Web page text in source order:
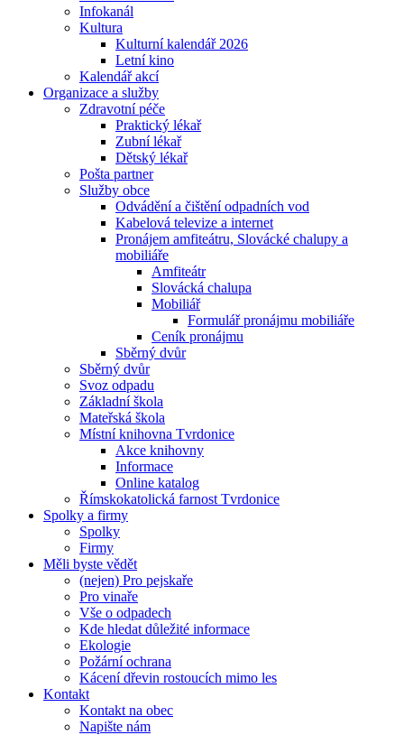
Infokanál
Kultura
Kulturní kalendář 2026
Letní kino
Kalendář akcí
Organizace a služby
Zdravotní péče
Praktický lékař
Zubní lékař
Dětský lékař
Pošta partner
Služby obce
Odvádění a čištění odpadních vod
Kabelová televize a internet
Pronájem amfiteátru, Slovácké chalupy a
mobiliáře
Amfiteátr
Slovácká chalupa
Mobiliář
Formulář pronájmu mobiliáře
Ceník pronájmu
Sběrný dvůr
Sběrný dvůr
Svoz odpadu
Základní škola
Mateřská škola
Místní knihovna Tvrdonice
Akce knihovny
Informace
Online katalog
Římskokatolická farnost Tvrdonice
Spolky a firmy
Spolky
Firmy
Měli byste vědět
(nejen) Pro pejskaře
Pro vinaře
Vše o odpadech
Kde hledat důležité informace
Ekologie
Požární ochrana
Kácení dřevin rostoucích mimo les
Kontakt
Kontakt na obec
Napište nám